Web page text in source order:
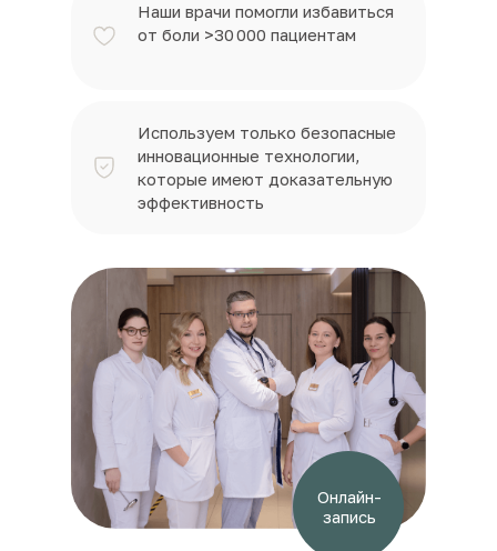
Наши врачи помогли избавиться
от боли >30 000 пациентам
Используем только безопасные
инновационные технологии,
которые имеют доказательную
эффективность
Онлайн-
запись